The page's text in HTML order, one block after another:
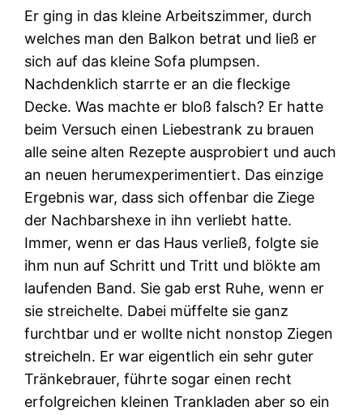
Er ging in das kleine Arbeitszimmer, durch
welches man den Balkon betrat und ließ er
sich auf das kleine Sofa plumpsen.
Nachdenklich starrte er an die fleckige
Decke. Was machte er bloß falsch? Er hatte
beim Versuch einen Liebestrank zu brauen
alle seine alten Rezepte ausprobiert und auch
an neuen herumexperimentiert. Das einzige
Ergebnis war, dass sich offenbar die Ziege
der Nachbarshexe in ihn verliebt hatte.
Immer, wenn er das Haus verließ, folgte sie
ihm nun auf Schritt und Tritt und blökte am
laufenden Band. Sie gab erst Ruhe, wenn er
sie streichelte. Dabei müffelte sie ganz
furchtbar und er wollte nicht nonstop Ziegen
streicheln. Er war eigentlich ein sehr guter
Tränkebrauer, führte sogar einen recht
erfolgreichen kleinen Trankladen aber so ein